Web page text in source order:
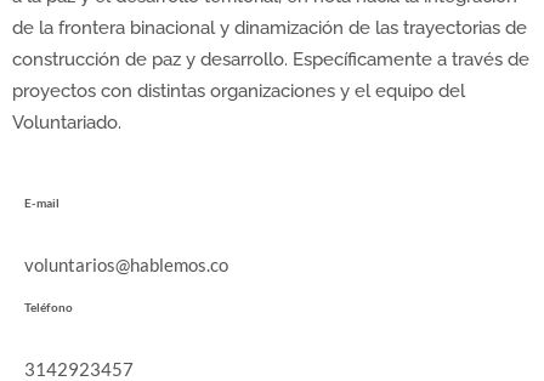
de la frontera binacional y dinamización de las trayectorias de
construcción de paz y desarrollo. Específicamente a través de
proyectos con distintas organizaciones y el equipo del
Voluntariado.
E-mail
voluntarios@hablemos.co
Teléfono
3142923457